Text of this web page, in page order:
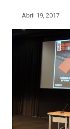
Abril 19, 2017